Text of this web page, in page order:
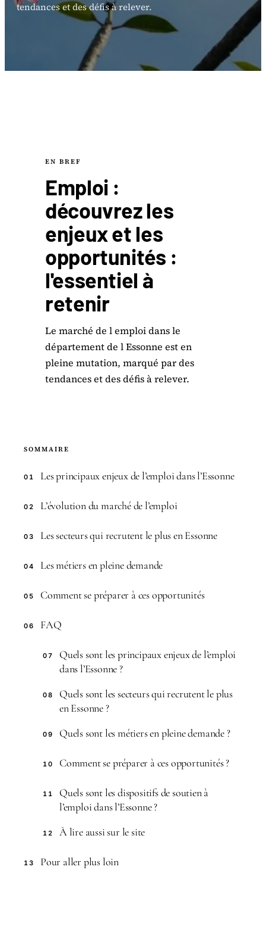
tendances et des défis à relever.
EN BREF
Emploi :
découvrez les
enjeux et les
opportunités :
l'essentiel à
retenir
Le marché de l emploi dans le
département de l Essonne est en
pleine mutation, marqué par des
tendances et des défis à relever.
SOMMAIRE
01 Les principaux enjeux de l’emploi dans l’Essonne
02 L’évolution du marché de l’emploi
03 Les secteurs qui recrutent le plus en Essonne
04 Les métiers en pleine demande
05 Comment se préparer à ces opportunités
06 FAQ
07
Quels sont les principaux enjeux de l’emploi
dans l’Essonne ?
08
Quels sont les secteurs qui recrutent le plus
en Essonne ?
09 Quels sont les métiers en pleine demande ?
10 Comment se préparer à ces opportunités ?
11
Quels sont les dispositifs de soutien à
l’emploi dans l’Essonne ?
12 À lire aussi sur le site
13 Pour aller plus loin